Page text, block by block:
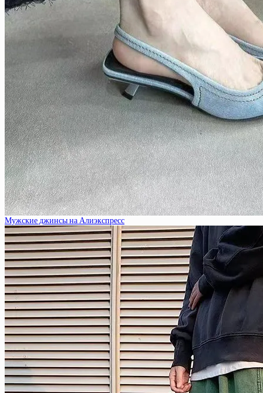
Мужские джинсы на Алиэкспресс